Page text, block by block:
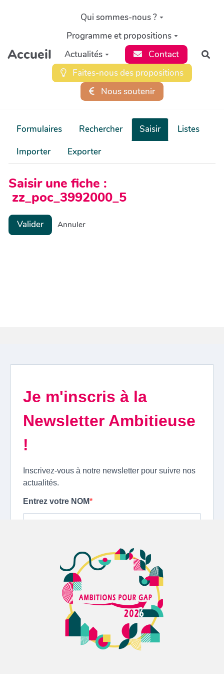
Aller au contenu principal
Accueil
Qui sommes-nous ?
Programme et propositions
Actualités
Contact
Faites-nous des propositions
Nous soutenir
Formulaires Rechercher Saisir
Listes
Importer
Exporter
Saisir une fiche :
zz_poc_3992000_5
Valider Annuler